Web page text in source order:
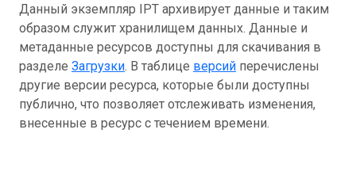
Данный экземпляр IPT архивирует данные и таким
образом служит хранилищем данных. Данные и
метаданные ресурсов доступны для скачивания в
разделе Загрузки. В таблице версий перечислены
другие версии ресурса, которые были доступны
публично, что позволяет отслеживать изменения,
внесенные в ресурс с течением времени.